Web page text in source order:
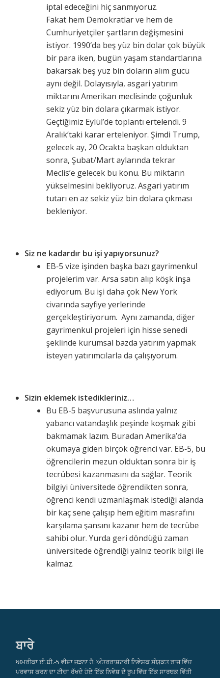
iptal edeceğini hiç sanmıyoruz.
Fakat hem Demokratlar ve hem de
Cumhuriyetçiler şartların değişmesini
istiyor. 1990’da beş yüz bin dolar çok büyük
bir para iken, bugün yaşam standartlarına
bakarsak beş yüz bin doların alım gücü
aynı değil. Dolayısıyla, asgari yatırım
miktarını Amerikan meclisinde çoğunluk
sekiz yüz bin dolara çıkarmak istiyor.
Geçtiğimiz Eylül’de toplantı ertelendi. 9
Aralık’taki karar erteleniyor. Şimdi Trump,
gelecek ay, 20 Ocakta başkan olduktan
sonra, Şubat/Mart aylarında tekrar
Meclis’e gelecek bu konu. Bu miktarın
yükselmesini bekliyoruz. Asgari yatırım
tutarı en az sekiz yüz bin dolara çıkması
bekleniyor.
Siz ne kadardır bu işi yapıyorsunuz?
EB-5 vize işinden başka bazı gayrimenkul
projelerim var. Arsa satın alıp köşk inşa
ediyorum. Bu işi daha çok New York
civarında sayfiye yerlerinde
gerçekleştiriyorum. Aynı zamanda, diğer
gayrimenkul projeleri için hisse senedi
şeklinde kurumsal bazda yatırım yapmak
isteyen yatırımcılarla da çalışıyorum.
Sizin eklemek istedikleriniz…
Bu EB-5 başvurusuna aslında yalnız
yabancı vatandaşlık peşinde koşmak gibi
bakmamak lazım. Buradan Amerika’da
okumaya giden birçok öğrenci var. EB-5, bu
öğrencilerin mezun olduktan sonra bir iş
tecrübesi kazanmasını da sağlar. Teorik
bilgiyi üniversitede öğrendikten sonra,
öğrenci kendi uzmanlaşmak istediği alanda
bir kaç sene çalışıp hem eğitim masrafını
karşılama şansını kazanır hem de tecrübe
sahibi olur. Yurda geri döndüğü zaman
üniversitede öğrendiği yalnız teorik bilgi ile
kalmaz.
ਬਾਰੇ
ਅਮਰੀਕਾ ਈ.ਬੀ.-5 ਵੀਜ਼ਾ ਜੁੜਨਾ ਹੈ: ਅੰਤਰਰਾਸ਼ਟਰੀ ਨਿਵੇਸ਼ਕ ਸੰਯੁਕਤ ਰਾਜ ਵਿੱਚ
ਪਰਵਾਸ ਕਰਨ ਦਾ ਟੀਚਾ ਰੱਖਦੇ ਹੋਏ ਇੱਕ ਨਿਵੇਸ਼ ਦੇ ਰੂਪ ਵਿੱਚ ਇੱਕ ਸਾਰਥਕ ਵਿੱਤੀ